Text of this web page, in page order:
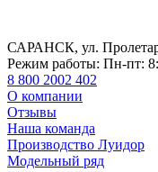
САРАНСК, ул.
Режим работы: Пн-пт:
8 800 2002 402
О компании
Отзывы
Наша команда
Производство Луидор
Модельный ряд